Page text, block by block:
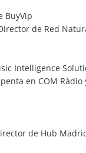
BuyVip
de Red
Intelligence
en COM
de Hub